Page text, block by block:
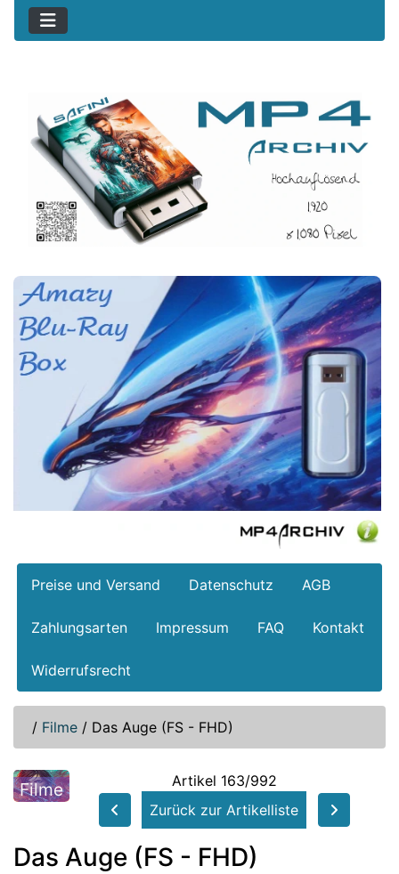
Preise und Versand Datenschutz AGB
Zahlungsarten Impressum FAQ Kontakt
Widerrufsrecht
/ Filme / Das Auge (FS - FHD)
Filme
Artikel 163/992
Zurück zur Artikelliste
Das Auge (FS - FHD)